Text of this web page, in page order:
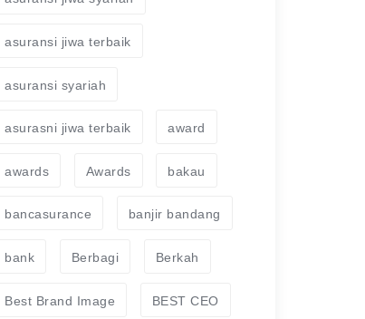
asuransi jiwa terbaik
asuransi syariah
asurasni jiwa terbaik award
awards Awards bakau
bancasurance banjir bandang
bank Berbagi Berkah
Best Brand Image BEST CEO